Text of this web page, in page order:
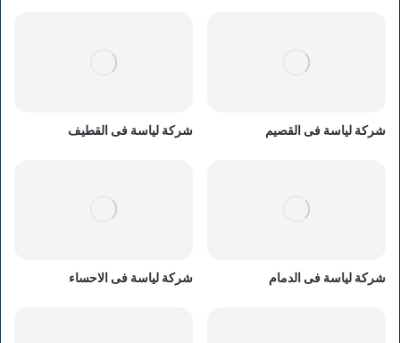
شركة لياسة فى القصيم شركة لياسة فى القطيف
شركة لياسة فى الدمام شركة لياسة فى الاحساء